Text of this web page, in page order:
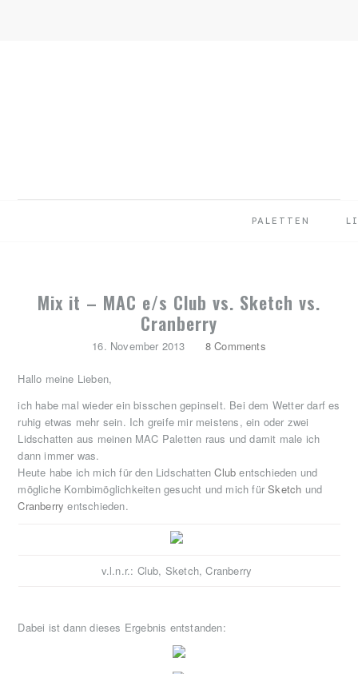
PALETTEN
Mix it – MAC e/s Club vs. Sketch vs.
Cranberry
16. November 2013 8 Comments
Hallo meine Lieben,
ich habe mal wieder ein bisschen gepinselt. Bei dem Wetter darf es
ruhig etwas mehr sein. Ich greife mir meistens, ein oder zwei
Lidschatten aus meinen MAC Paletten raus und damit male ich
dann immer was.
Heute habe ich mich für den LidschattenClub entschieden und
mögliche Kombimöglichkeiten gesucht und mich fürSketch und
Cranberryentschieden.
v.l.n.r.: Club, Sketch, Cranberry
Dabei ist dann dieses Ergebnis entstanden: